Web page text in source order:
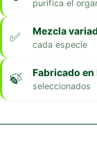
purifica el
Mezcla
cada especie
Fabricado en
seleccionados